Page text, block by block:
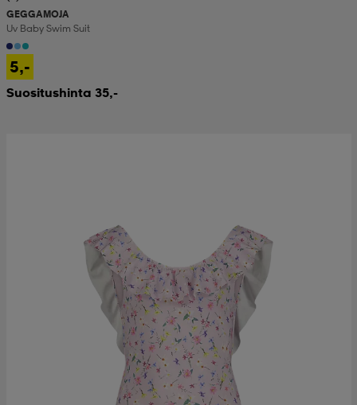
GEGGAMOJA
Uv Baby Swim Suit
5,-
Suositushinta 35,-